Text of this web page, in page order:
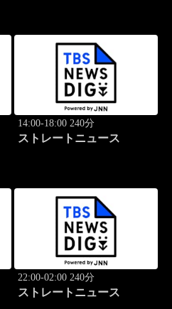
14:00-18:00 240分
ストレートニュース
22:00-02:00 240分
ストレートニュース